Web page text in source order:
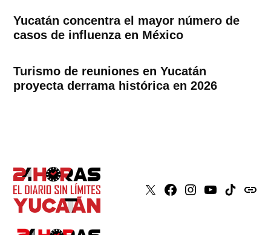
Yucatán concentra el mayor número de
casos de influenza en México
Turismo de reuniones en Yucatán
proyecta derrama histórica en 2026
X Faceboook
Instagram
YoutubeTiktokissuu